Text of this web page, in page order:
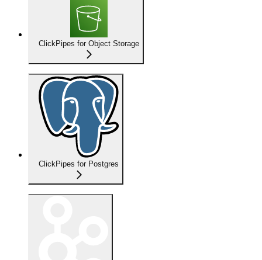
ClickPipes for Object Storage
ClickPipes for Postgres